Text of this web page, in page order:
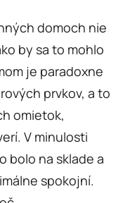
domoch nie
by sa to mohlo
je paradoxne
prvkov, a to
omietok,
V minulosti
bolo na sklade a
spokojní.